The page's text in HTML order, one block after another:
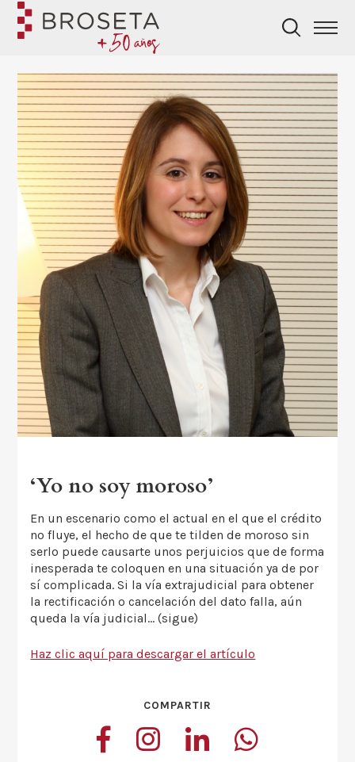
‘Yo no soy moroso’
En un escenario como el actual en el que el crédito
no fluye, el hecho de que te tilden de moroso sin
serlo puede causarte unos perjuicios que de forma
inesperada te coloquen en una situación ya de por
sí complicada. Si la vía extrajudicial para obtener
la rectificación o cancelación del dato falla, aún
queda la vía judicial… (sigue)
Haz clic aquí para descargar el artículo
COMPARTIR